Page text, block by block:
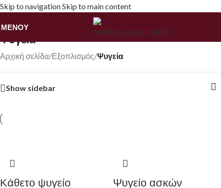
Skip to navigationSkip to main content
ΜΕΝΟΎ
Ψυγεία
Αρχική σελίδα/Εξοπλισμός/Ψυγεία
Show sidebar
Κάθετο ψυγείο
Ψυγείο ασκών